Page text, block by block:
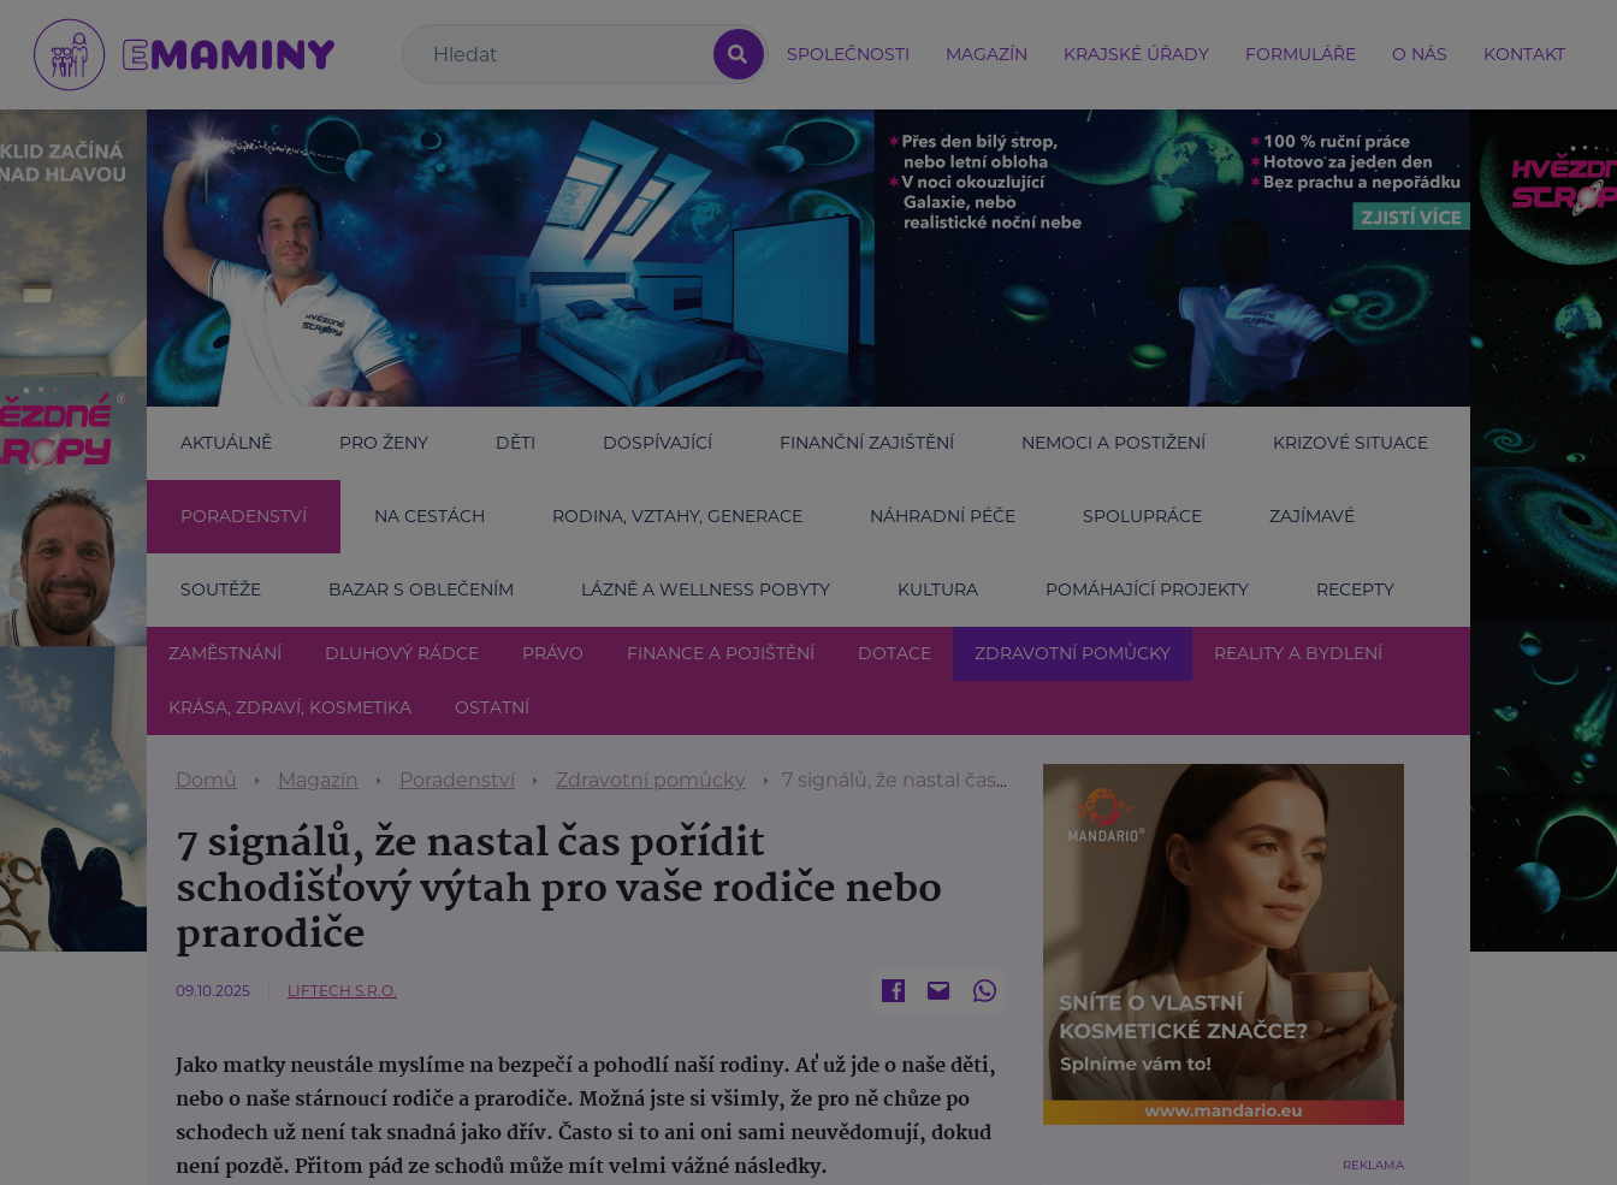
SPOLEČNOSTI MAGAZÍN KRAJSKÉ ÚŘADY FORMULÁŘE O NÁS KONTAKT
AKTUÁLNĚ PRO ŽENY DĚTI DOSPÍVAJÍCÍ FINANČNÍ ZAJIŠTĚNÍ NEMOCI A POSTIŽENÍ KRIZOVÉ SITUACE
PORADENSTVÍ NA CESTÁCH RODINA, VZTAHY, GENERACE NÁHRADNÍ PÉČE SPOLUPRÁCE ZAJÍMAVÉ
SOUTĚŽE BAZAR S OBLEČENÍM LÁZNĚ A WELLNESS POBYTY KULTURA POMÁHAJÍCÍ PROJEKTY RECEPTY
ZAMĚSTNÁNÍ DLUHOVÝ RÁDCE PRÁVO FINANCE A POJIŠTĚNÍ DOTACE ZDRAVOTNÍ POMŮCKY REALITY A BYDLENÍ
KRÁSA, ZDRAVÍ, KOSMETIKA OSTATNÍ
Domů Magazín Poradenství Zdravotní pomůcky 7 signálů, že nastal čas pořídit schodišťový výtah pro vaše rodiče nebo prarodiče
7 signálů, že nastal čas pořídit
schodišťový výtah pro vaše rodiče nebo
prarodiče
09.10.2025 LIFTECH S.R.O.
Jako matky neustále myslíme na bezpečí a pohodlí naší rodiny. Ať už jde o naše děti,
nebo o naše stárnoucí rodiče a prarodiče. Možná jste si všimly, že pro ně chůze po
schodech už není tak snadná jako dřív. Často si to ani oni sami neuvědomují, dokud
není pozdě. Přitom pád ze schodů může mít velmi vážné následky.
REKLAMA